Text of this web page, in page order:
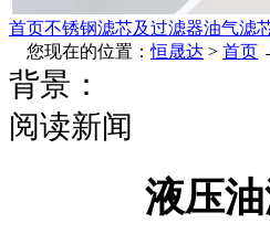
首页不锈钢滤芯及过滤器油气滤
您现在的位置：恒晟达 > 首页
背景：
阅读新闻
液压